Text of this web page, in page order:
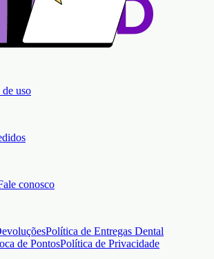
de uso
conosco
Política de Entregas Dental
de PontosPolítica de Privacidade